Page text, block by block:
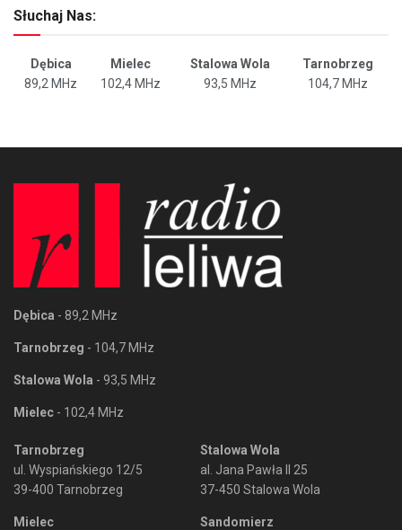
Słuchaj Nas:
Dębica Mielec Stalowa Wola
Tarnobrzeg
89,2 MHz
102,4 MHz 93,5 MHz 104,7 MHz
Dębica - 89,2 MHz
Tarnobrzeg - 104,7 MHz
Stalowa Wola - 93,5 MHz
Mielec - 102,4 MHz
Tarnobrzeg
ul. Wyspiańskiego 12/5
39-400 Tarnobrzeg
Mielec
Stalowa Wola
al. Jana Pawła II 25
37-450 Stalowa Wola
Sandomierz